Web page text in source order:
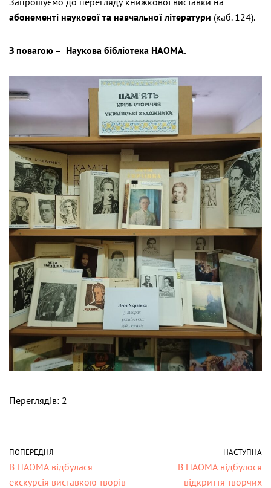
абонементі наукової та навчальної літератури (каб. 124).
З повагою – Наукова бібліотека НАОМА.
Переглядів: 2
ПОПЕРЕДНЯ
В НАОМА відбулася
екскурсія виставкою творів
НАСТУПНА
В НАОМА відбулося
відкриття творчих